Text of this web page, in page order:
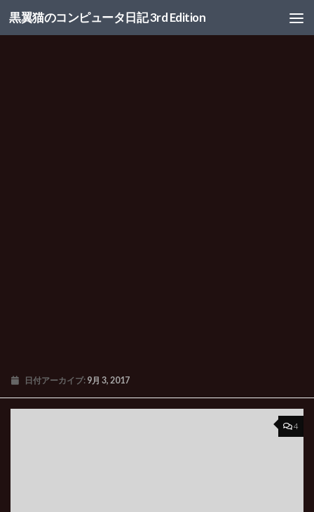
コンテンツへスキップ
黒翼猫のコンピュータ日記 3rd Edition
日付アーカイブ: 9月 3, 2017
4